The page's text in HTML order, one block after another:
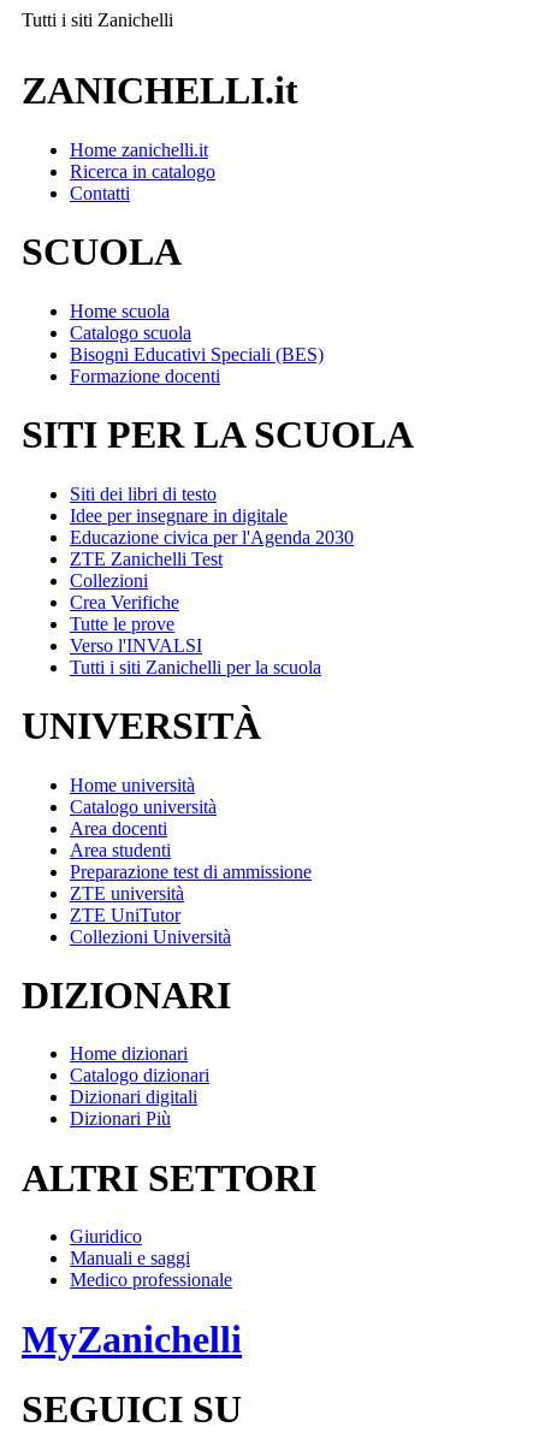
Tutti i siti Zanichelli
ZANICHELLI.it
Home zanichelli.it
Ricerca in catalogo
Contatti
SCUOLA
Home scuola
Catalogo scuola
Bisogni Educativi Speciali (BES)
Formazione docenti
SITI PER LA SCUOLA
Siti dei libri di testo
Idee per insegnare in digitale
Educazione civica per l'Agenda 2030
ZTE Zanichelli Test
Collezioni
Crea Verifiche
Tutte le prove
Verso l'INVALSI
Tutti i siti Zanichelli per la scuola
UNIVERSITÀ
Home università
Catalogo università
Area docenti
Area studenti
Preparazione test di ammissione
ZTE università
ZTE UniTutor
Collezioni Università
DIZIONARI
Home dizionari
Catalogo dizionari
Dizionari digitali
Dizionari Più
ALTRI SETTORI
Giuridico
Manuali e saggi
Medico professionale
MyZanichelli
SEGUICI SU